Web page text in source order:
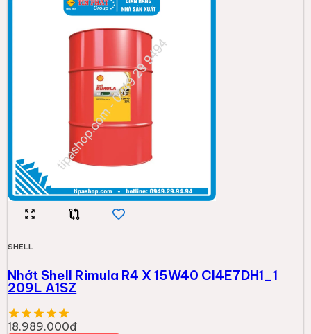
SHELL
Nhớt Shell Rimula R4 X 15W40 CI4E7DH1_1
209L A1SZ
18.989.000đ